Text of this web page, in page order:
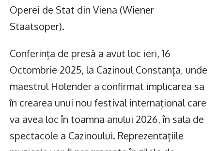
Operei de Stat din Viena (Wiener
Staatsoper).
Conferința de presă a avut loc ieri, 16
Octombrie 2025, la Cazinoul Constanța, unde
maestrul Holender a confirmat implicarea sa
în crearea unui nou festival internațional care
va avea loc în toamna anului 2026, în sala de
spectacole a Cazinoului. Reprezentațiile